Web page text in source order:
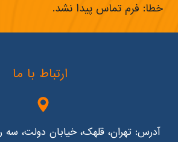
خطا: فرم تماس پیدا نشد.
ارتباط با ما
آدرس: تهران، قلهک، خیابان دولت، سه